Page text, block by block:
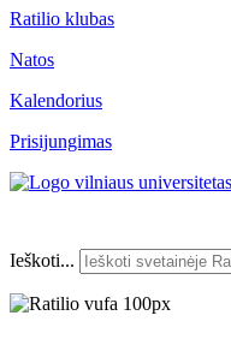
Ratilio klubas
Natos
Kalendorius
Prisijungimas
Ieškoti...